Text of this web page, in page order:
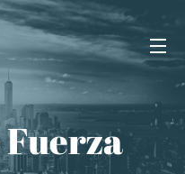
Fuerza